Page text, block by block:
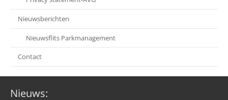
Nieuwsberichten
Nieuwsflits Parkmanagement
Contact
Nieuws: